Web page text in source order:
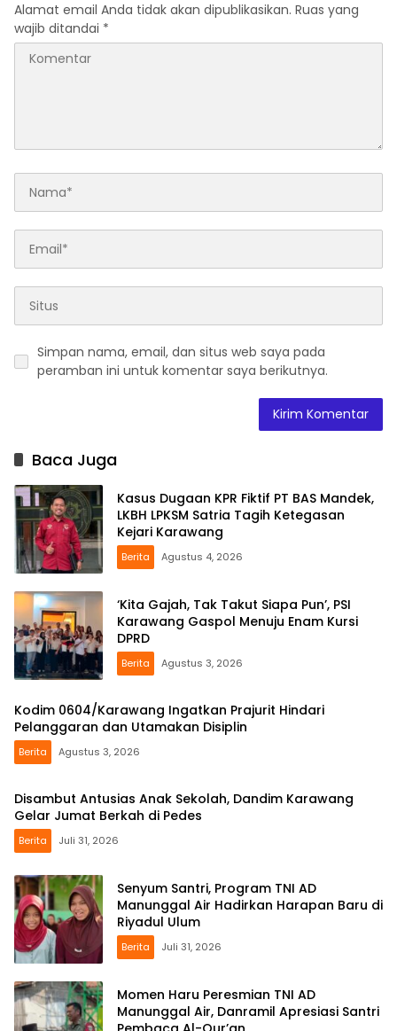
Alamat email Anda tidak akan dipublikasikan. Ruas yang
wajib ditandai *
Simpan nama, email, dan situs web saya pada
peramban ini untuk komentar saya berikutnya.
Baca Juga
Kasus Dugaan KPR Fiktif PT BAS Mandek,
LKBH LPKSM Satria Tagih Ketegasan
Kejari Karawang
Berita Agustus 4, 2026
‘Kita Gajah, Tak Takut Siapa Pun’, PSI
Karawang Gaspol Menuju Enam Kursi
DPRD
Berita Agustus 3, 2026
Kodim 0604/Karawang Ingatkan Prajurit Hindari
Pelanggaran dan Utamakan Disiplin
Berita Agustus 3, 2026
Disambut Antusias Anak Sekolah, Dandim Karawang
Gelar Jumat Berkah di Pedes
Berita Juli 31, 2026
Senyum Santri, Program TNI AD
Manunggal Air Hadirkan Harapan Baru di
Riyadul Ulum
Berita Juli 31, 2026
Momen Haru Peresmian TNI AD
Manunggal Air, Danramil Apresiasi Santri